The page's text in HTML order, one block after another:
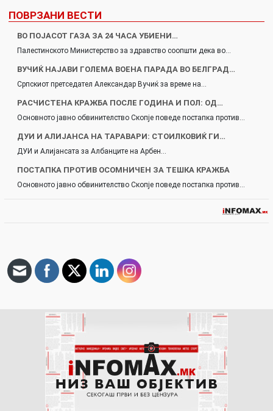
ПОВРЗАНИ ВЕСТИ
ВО ПОЈАСОТ ГАЗА ЗА 24 ЧАСА УБИЕНИ…
Палестинското Министерство за здравство соопшти дека во…
ВУЧИЌ НАЈАВИ ГОЛЕМА ВОЕНА ПАРАДА ВО БЕЛГРАД…
Српскиот претседател Александар Вучиќ за време на…
РАСЧИСТЕНА КРАЖБА ПОСЛЕ ГОДИНА И ПОЛ: ОД…
Основното јавно обвинителство Скопје поведе постапка против…
ДУИ И АЛИЈАНСА НА ТАРАВАРИ: СТОИЛКОВИЌ ГИ…
ДУИ и Алијансата за Албанците на Арбен…
ПОСТАПКА ПРОТИВ ОСОМНИЧЕН ЗА ТЕШКА КРАЖБА
Основното јавно обвинителство Скопје поведе постапка против…